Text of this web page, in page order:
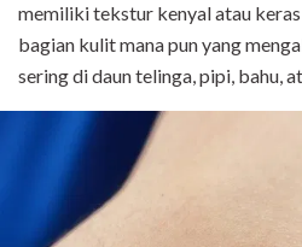
memiliki tekstur kenyal atau
bagian kulit mana pun yang
sering di daun telinga, pipi, bahu,